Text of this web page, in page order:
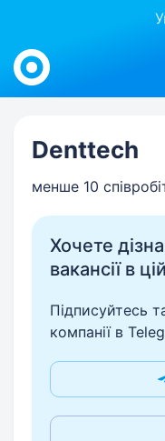
Work.ua
Denttech
менше 10
Хочете
вакансії в
Підписуйтесь
компанії в